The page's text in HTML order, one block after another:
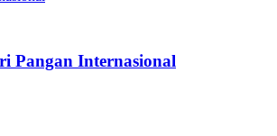
Pangan Internasional